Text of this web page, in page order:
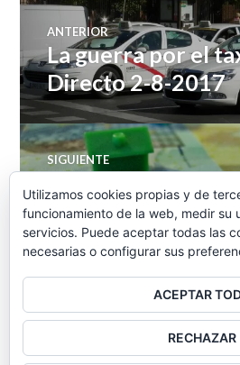
Navegación
de
entradas
ANTERIOR
Entrada
anterior:
La guerra por el
Directo 2-8-2017
SIGUIENTE
siguiente:
La evolución del
el último CIS –
Directa 7-8-2018
Utilizamos cookies propias y de
funcionamiento de la web, medir su
servicios. Puede aceptar todas las
necesarias o configurar sus
ACEPTAR
RECHAZAR